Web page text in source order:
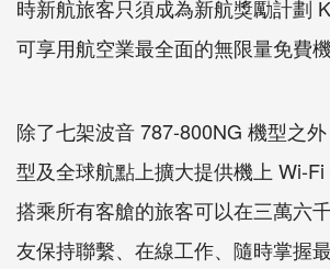
時新航旅客只須成為新航獎勵計劃
可享用航空業最全面的無限量免費機
除了七架波音 787-800NG 機型之
型及全球航點上擴大提供機上 Wi-Fi
搭乘所有客艙的旅客可以在三萬六
友保持聯繫、在線工作、隨時掌握